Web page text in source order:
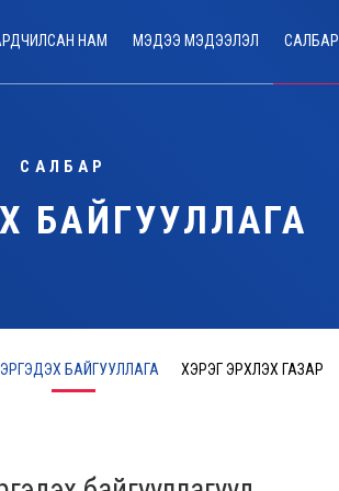
НАМ МЭДЭЭ МЭДЭЭЛЭЛ САЛБАР
САЛБАР
БАЙГУУЛЛАГА
БАЙГУУЛЛАГА ХЭРЭГ ЭРХЛЭХ ГАЗАР